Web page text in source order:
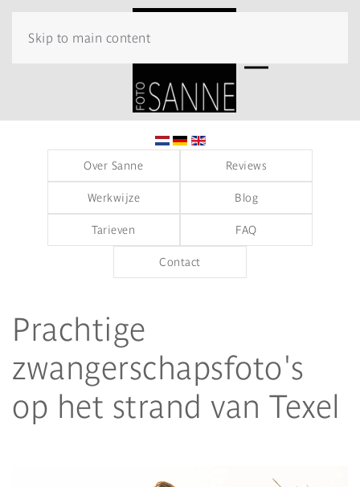
Skip to main content
Over Sanne Reviews
Werkwijze Blog
Tarieven FAQ
Contact
Prachtige
zwangerschapsfoto's
op het strand van Texel